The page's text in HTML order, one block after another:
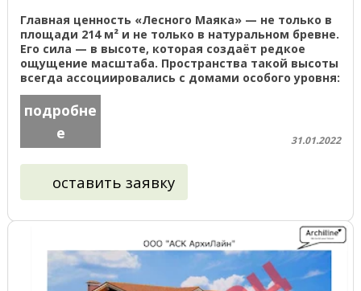
Главная ценность «Лесного Маяка» — не только в
площади 214 м² и не только в натуральном бревне.
Его сила — в высоте, которая создаёт редкое
ощущение масштаба. Пространства такой высоты
всегда ассоциировались с домами особого уровня:
резиденциями, ...
подробне
е
31.01.2022
оставить заявку